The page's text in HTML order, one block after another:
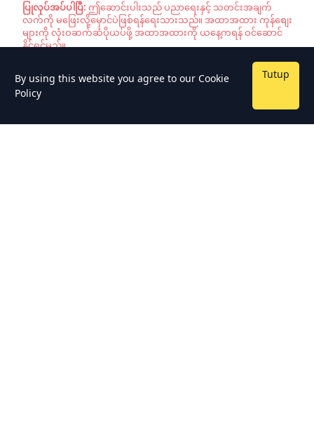
ပြုလုပ်အပ်ပါပြီ: ဤဆောင်းပါးသည် ပညာရေးနှင့် သတင်းအချက်
လက်ကို မဖြေးလို့မှောင်ပဲဖြစ်ရန်ရေးသားသည်။ အထာအထား ကုန်စျေး
များကို လုံးဝဆက်ဆံပိုယပ်ဖို့ အထာအထားကို ယနေ့ကရန် ဝင်ဆောင်
နိုင်ရင်မည်။
By using this website you agree to our Cookie
Policy
Tutup